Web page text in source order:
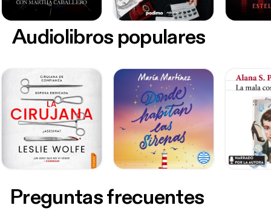
Audiolibros populares
Preguntas frecuentes